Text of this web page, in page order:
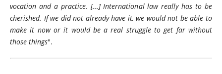
vocation and a practice. [...] International law really has to be
cherished. If we did not already have it, we would not be able to
make it now or it would be a real struggle to get far without
those things".